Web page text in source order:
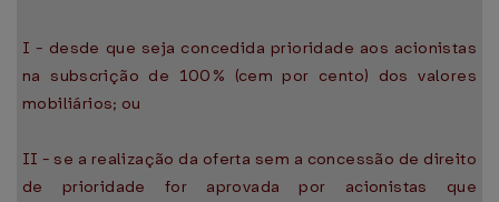
I - desde que seja concedida prioridade aos acionistas
na subscrição de 100% (cem por cento) dos valores
mobiliários; ou
II - se a realização da oferta sem a concessão de direito
de prioridade for aprovada por acionistas que